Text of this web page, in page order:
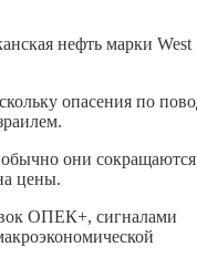
нефть марки West
опасения по
они
цены.
ОПЕК+, сигналами